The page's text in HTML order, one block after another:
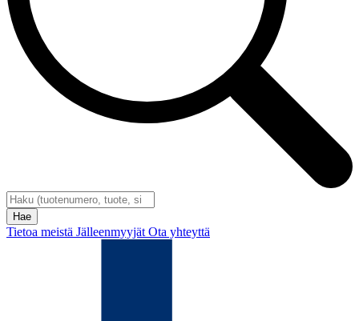
Tietoa meistä Jälleenmyyjät Ota yhteyttä